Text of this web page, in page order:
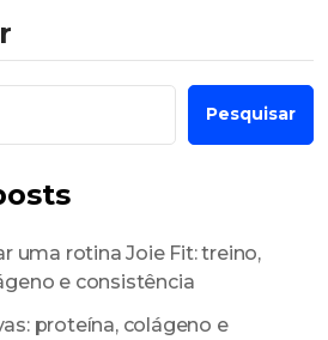
Pesquisar
uma rotina Joie Fit: treino,
e consistência
proteína, colágeno e